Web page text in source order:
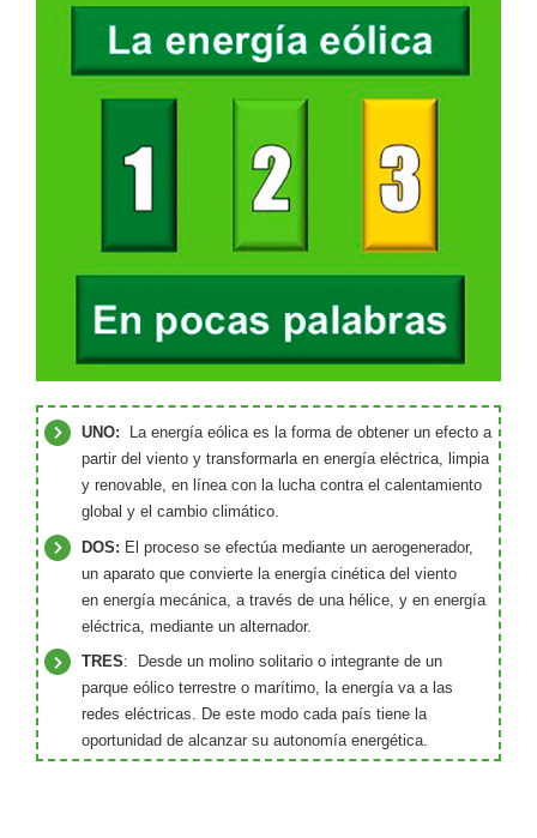
UNO: La energía eólica es la forma de obtener un efecto a
partir del viento y transformarla en energía eléctrica, limpia
y renovable, en línea con la lucha contra el calentamiento
global y el cambio climático.
DOS: El proceso se efectúa mediante un aerogenerador,
un aparato que convierte la energía cinética del viento
en energía mecánica, a través de una hélice, y en energía
eléctrica, mediante un alternador.
TRES: Desde un molino solitario o integrante de un
parque eólico terrestre o marítimo, la energía va a las
redes eléctricas. De este modo cada país tiene la
oportunidad de alcanzar su autonomía energética.